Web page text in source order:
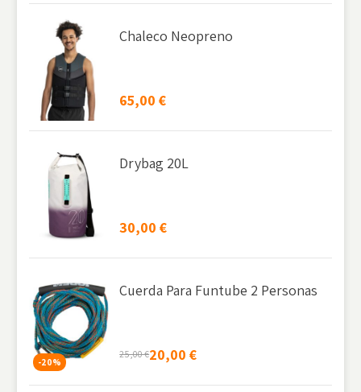
Chaleco Neopreno
65,00€
Drybag 20L
30,00€
-20%
Cuerda Para Funtube 2 Personas
25,00€20,00€